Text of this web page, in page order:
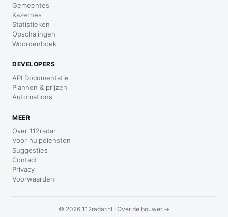
Gemeentes
Kazernes
Statistieken
Opschalingen
Woordenboek
DEVELOPERS
API Documentatie
Plannen & prijzen
Automations
MEER
Over 112radar
Voor hulpdiensten
Suggesties
Contact
Privacy
Voorwaarden
© 2026 112radar.nl · Over de bouwer →